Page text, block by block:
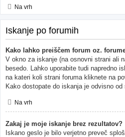
Na vrh
Iskanje po forumih
Kako lahko preiščem forum oz.
V okno za iskanje (na osnovni strani ali
besedo. Lahko uporabite tudi napredno
na kateri koli strani foruma kliknete na
Kako dostopate do iskanja je odvisno
Na vrh
Zakaj je moje iskanje brez rezultatov?
Iskano geslo je bilo verjetno preveč